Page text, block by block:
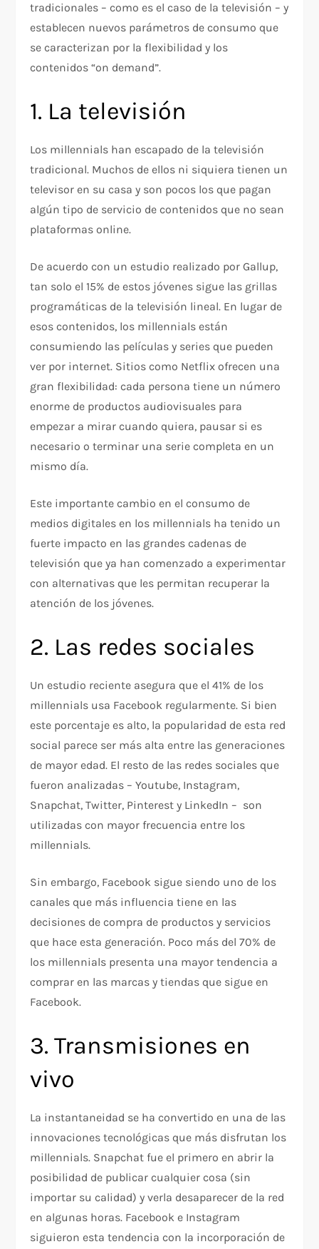
tradicionales – como es el caso de la televisión – y
establecen nuevos parámetros de consumo que
se caracterizan por la flexibilidad y los
contenidos “on demand”.
1. La televisión
Los millennials han escapado de la televisión
tradicional. Muchos de ellos ni siquiera tienen un
televisor en su casa y son pocos los que pagan
algún tipo de servicio de contenidos que no sean
plataformas online.
De acuerdo con un estudio realizado por Gallup,
tan solo el 15% de estos jóvenes sigue las grillas
programáticas de la televisión lineal. En lugar de
esos contenidos, los millennials están
consumiendo las películas y series que pueden
ver por internet. Sitios como Netflix ofrecen una
gran flexibilidad: cada persona tiene un número
enorme de productos audiovisuales para
empezar a mirar cuando quiera, pausar si es
necesario o terminar una serie completa en un
mismo día.
Este importante cambio en el consumo de
medios digitales en los millennials ha tenido un
fuerte impacto en las grandes cadenas de
televisión que ya han comenzado a experimentar
con alternativas que les permitan recuperar la
atención de los jóvenes.
2. Las redes sociales
Un estudio reciente asegura que el 41% de los
millennials usa Facebook regularmente. Si bien
este porcentaje es alto, la popularidad de esta red
social parece ser más alta entre las generaciones
de mayor edad. El resto de las redes sociales que
fueron analizadas – Youtube, Instagram,
Snapchat, Twitter, Pinterest y LinkedIn – son
utilizadas con mayor frecuencia entre los
millennials.
Sin embargo, Facebook sigue siendo uno de los
canales que más influencia tiene en las
decisiones de compra de productos y servicios
que hace esta generación. Poco más del 70% de
los millennials presenta una mayor tendencia a
comprar en las marcas y tiendas que sigue en
Facebook.
3. Transmisiones en
vivo
La instantaneidad se ha convertido en una de las
innovaciones tecnológicas que más disfrutan los
millennials. Snapchat fue el primero en abrir la
posibilidad de publicar cualquier cosa (sin
importar su calidad) y verla desaparecer de la red
en algunas horas. Facebook e Instagram
siguieron esta tendencia con la incorporación de